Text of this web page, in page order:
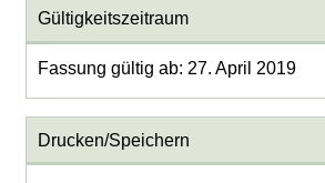
Gültigkeitszeitraum
Fassung gültig ab: 27. April 2019
Drucken/Speichern